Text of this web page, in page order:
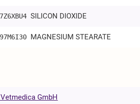
SILICON DIOXIDE
MAGNESIUM STEARATE
GmbH